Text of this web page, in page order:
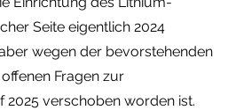
Seite eigentlich 2024
wegen der bevorstehenden
Fragen zur
verschoben worden ist.